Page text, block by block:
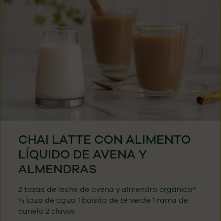
CHAI LATTE CON ALIMENTO
LÍQUIDO DE AVENA Y
ALMENDRAS
2 tazas de leche de avena y almendra orgánica®
½ taza de agua 1 bolsita de té verde 1 rama de
canela 2 clavos